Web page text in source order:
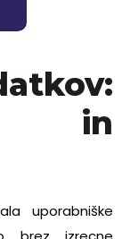
in
uporabniške